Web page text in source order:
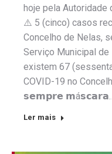
hoje pela Autoridade
⚠️ 5 (cinco) casos
Concelho de Nelas,
Serviço Municipal
existem 67
COVID-19 no
𝘀𝗲𝗺𝗽𝗿𝗲
Ler mais